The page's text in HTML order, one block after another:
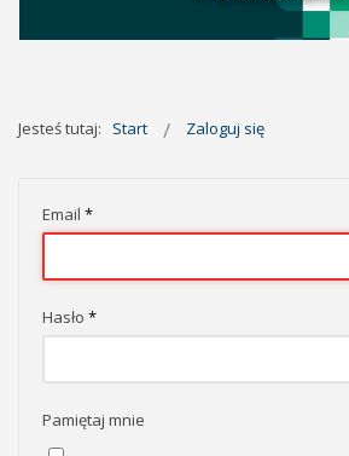
Jesteś tutaj: Start Zaloguj się
Email *
Hasło *
Pamiętaj mnie